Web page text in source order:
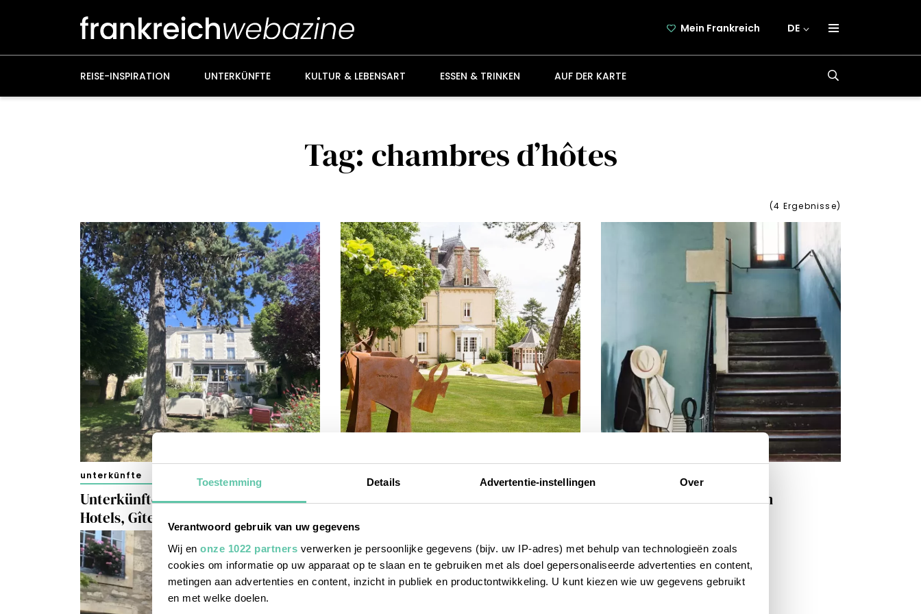
Toestemming Details Advertentie-instellingen Over
Verantwoord gebruik van uw gegevens
Wij en onze 1022 partners verwerken je persoonlijke gegevens (bijv. uw IP-adres) met behulp van technologieën zoals
cookies om informatie op uw apparaat op te slaan en te gebruiken met als doel gepersonaliseerde advertenties en content,
metingen aan advertenties en content, inzicht in publiek en productontwikkeling. U kunt kiezen wie uw gegevens gebruikt
en met welke doelen.
Mein Frankreich DE
REISE-INSPIRATION UNTERKÜNFTE KULTUR & LEBENSART ESSEN & TRINKEN AUF DER KARTE
Tag: chambres d’hôtes
(4 Ergebnisse)
unterkünfte
Unterkünfte in und rundum Poitiers:
Hotels, Gîtes und Chambres d’hôtes
Strandnahe B&Bs und Hotels in der
5 französische Klöster zum